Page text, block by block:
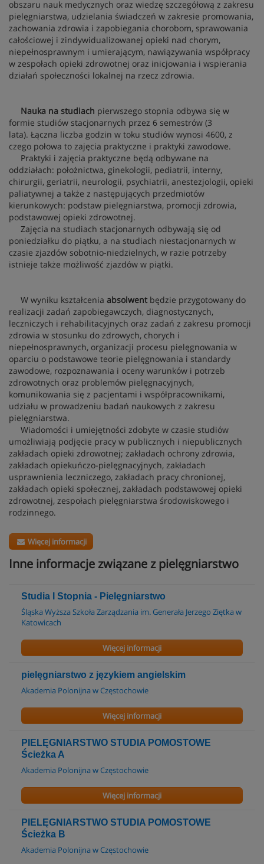
obszaru nauk medycznych oraz wiedzę szczegółową z zakresu
pielęgniarstwa, udzielania świadczeń w zakresie promowania,
zachowania zdrowia i zapobiegania chorobom, sprawowania
całościowej i zindywidualizowanej opieki nad chorym,
niepełnosprawnym i umierającym, nawiązywania współpracy
w zespołach opieki zdrowotnej oraz inicjowania i wspierania
działań społeczności lokalnej na rzecz zdrowia.
Nauka na studiach pierwszego stopnia odbywa się w
formie studiów stacjonarnych przez 6 semestrów (3
lata). Łączna liczba godzin w toku studiów wynosi 4600, z
czego połowa to zajęcia praktyczne i praktyki zawodowe.
Praktyki i zajęcia praktyczne będą odbywane na
oddziałach: położnictwa, ginekologii, pediatrii, interny,
chirurgii, geriatrii, neurologii, psychiatrii, anestezjologii, opieki
paliatywnej a także z następujących przedmiotów
kierunkowych: podstaw pielęgniarstwa, promocji zdrowia,
podstawowej opieki zdrowotnej.
Zajęcia na studiach stacjonarnych odbywają się od
poniedziałku do piątku, a na studiach niestacjonarnych w
czasie zjazdów sobotnio-niedzielnych, w razie potrzeby
istnieje także możliwość zjazdów w piątki.
W wyniku kształcenia absolwent będzie przygotowany do
realizacji zadań zapobiegawczych, diagnostycznych,
leczniczych i rehabilitacyjnych oraz zadań z zakresu promocji
zdrowia w stosunku do zdrowych, chorych i
niepełnosprawnych, organizacji procesu pielęgnowania w
oparciu o podstawowe teorie pielęgnowania i standardy
zawodowe, rozpoznawania i oceny warunków i potrzeb
zdrowotnych oraz problemów pielęgnacyjnych,
komunikowania się z pacjentami i współpracownikami,
udziału w prowadzeniu badań naukowych z zakresu
pielęgniarstwa.
Wiadomości i umiejętności zdobyte w czasie studiów
umożliwiają podjęcie pracy w publicznych i niepublicznych
zakładach opieki zdrowotnej; zakładach ochrony zdrowia,
zakładach opiekuńczo-pielęgnacyjnych, zakładach
usprawnienia leczniczego, zakładach pracy chronionej,
zakładach opieki społecznej, zakładach podstawowej opieki
zdrowotnej, zespołach pielęgniarstwa środowiskowego i
rodzinnego.
Więcej informacji
Inne informacje związane z pielęgniarstwo
Studia I Stopnia - Pielęgniarstwo
Śląska Wyższa Szkoła Zarządzania im. Generała Jerzego Ziętka w
Katowicach
Więcej informacji
pielęgniarstwo z językiem angielskim
Akademia Polonijna w Częstochowie
Więcej informacji
PIELĘGNIARSTWO STUDIA POMOSTOWE
Ścieżka A
Akademia Polonijna w Częstochowie
Więcej informacji
PIELĘGNIARSTWO STUDIA POMOSTOWE
Ścieżka B
Akademia Polonijna w Częstochowie